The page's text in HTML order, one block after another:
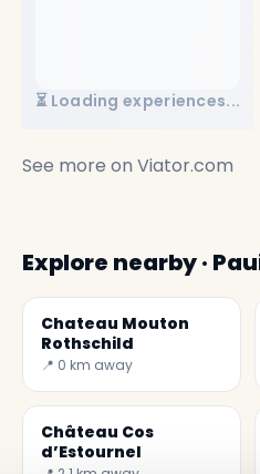
⏳ Loading experiences...
See more on Viator.com
Explore nearby ·
Chateau Mouton
Rothschild
📍 0 km away
Château Cos
d’Estournel